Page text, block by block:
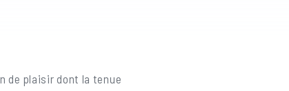
de plaisir dont la tenue